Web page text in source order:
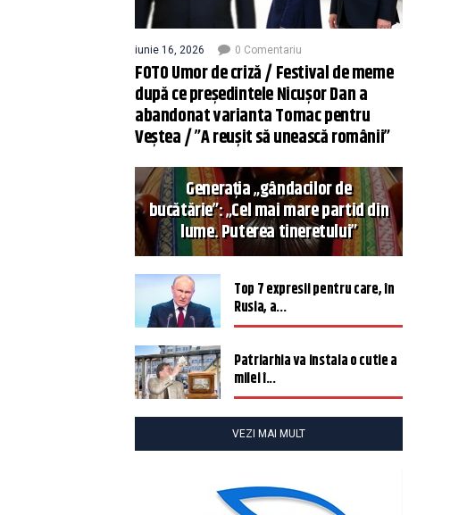
iunie 16, 2026 0 Comentariu
FOTO Umor de criză / Festival de meme
după ce președintele Nicușor Dan a
abandonat varianta Tomac pentru
Veștea / ”A reușit să unească românii”
Generația „gândacilor de
bucătărie”: „Cel mai mare partid din
lume. Puterea tineretului”
Top 7 expresii pentru care, în
Rusia, a...
Patriarhia va instala o cutie a
milei î...
VEZI MAI MULT